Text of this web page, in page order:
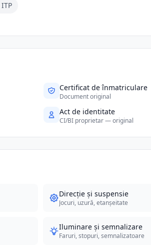
Certificat de înmatriculare
Document original
Act de identitate
CI/BI proprietar — original
Direcție și suspensie
Jocuri, uzură, etanșeitate
Iluminare și semnalizare
Faruri, stopuri, semnalizatoare